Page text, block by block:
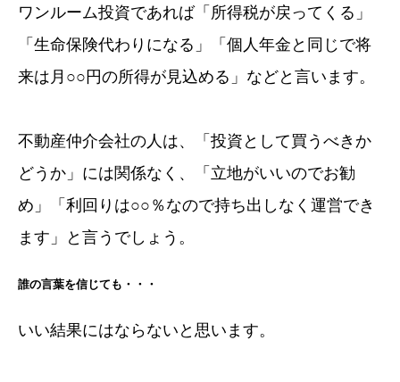
ワンルーム投資であれば「所得税が戻ってくる」
「生命保険代わりになる」「個人年金と同じで将
来は月○○円の所得が見込める」などと言います。
不動産仲介会社の人は、「投資として買うべきか
どうか」には関係なく、「立地がいいのでお勧
め」「利回りは○○％なので持ち出しなく運営でき
ます」と言うでしょう。
誰の言葉を信じても・・・
いい結果にはならないと思います。